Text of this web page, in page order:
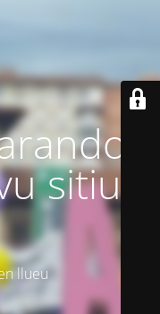
sitiu
llueu